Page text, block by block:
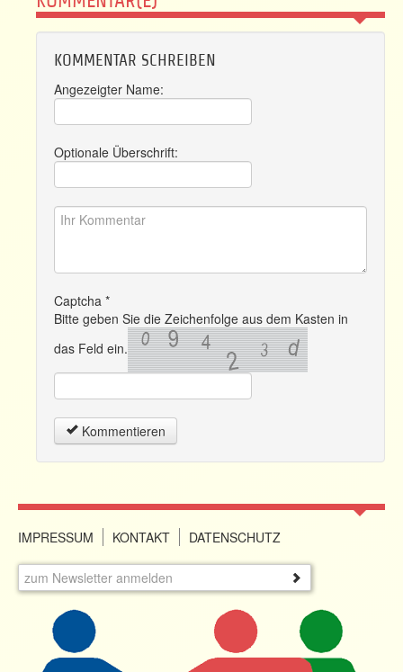
KOMMENTAR SCHREIBEN
Angezeigter Name:
Optionale Überschrift:
Captcha *
Bitte geben Sie die Zeichenfolge aus dem Kasten in
das Feld ein.
Kommentieren
IMPRESSUM KONTAKT DATENSCHUTZ